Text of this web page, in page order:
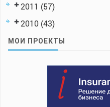
2011 (57)
2010 (43)
МОИ ПРОЕКТЫ